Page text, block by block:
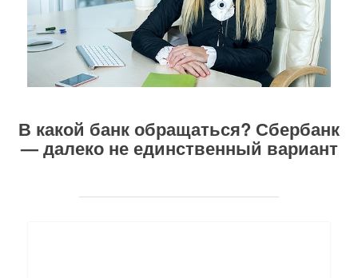
В какой банк обращаться? Сбербанк
— далеко не единственный вариант